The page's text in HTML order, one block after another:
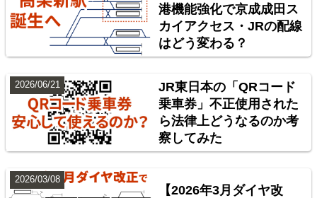
東北地方臨海鉄道配線略図 福島・仙台・秋田・八戸
臨海鉄道
港機能強化で京成成田ス
カイアクセス・JRの配線
はどう変わる？
JR東日本の「QRコード
乗車券」不正使用された
ら法律上どうなるのか考
察してみた
2026/06/21
【2026年3月ダイヤ改
2026/03/08